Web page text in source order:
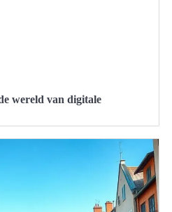
wereld van digitale